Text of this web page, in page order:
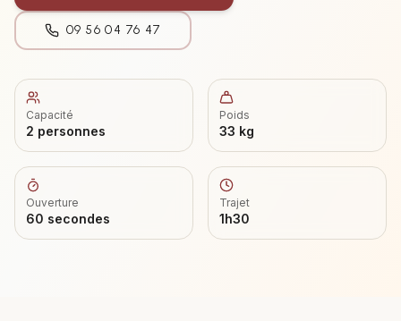
09 56 04 76 47
Capacité
2 personnes
Poids
33 kg
Ouverture
60 secondes
Trajet
1h30